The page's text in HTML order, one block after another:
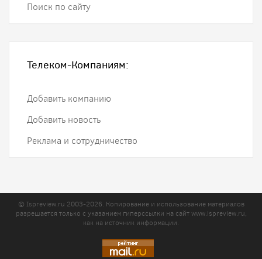
Поиск по сайту
Телеком-Компаниям:
Добавить компанию
Добавить новость
Реклама и сотрудничество
© Ispreview.ru 2003-2026. Копирование и использование материалов
разрешается только с указанием гиперссылки на сайтwww.ispreview.ru,
как на источник информации.